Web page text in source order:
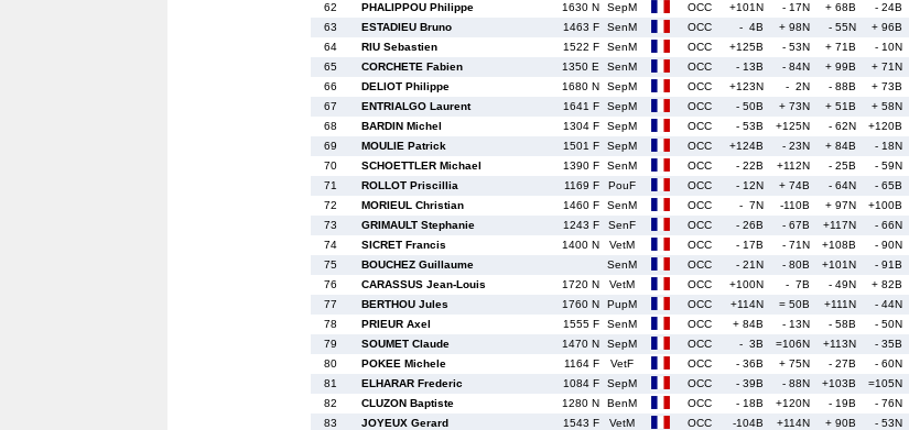
62
PHALIPPOU Philippe 1630 N SepM OCC +101N - 17N + 68B - 24B
63
ESTADIEU Bruno 1463 F SenM OCC - 4B + 98N - 55N + 96B
64
RIU Sebastien 1522 F SenM OCC +125B - 53N + 71B - 10N
65
CORCHETE Fabien 1350 E SenM OCC - 13B - 84N + 99B + 71N
66
DELIOT Philippe 1680 N SepM OCC +123N - 2N - 88B + 73B
67
ENTRIALGO Laurent 1641 F SepM OCC - 50B + 73N + 51B + 58N
68
BARDIN Michel 1304 F SepM OCC - 53B +125N - 62N +120B
69
MOULIE Patrick 1501 F SepM OCC +124B - 23N + 84B - 18N
70
SCHOETTLER Michael 1390 F SenM OCC - 22B +112N - 25B - 59N
71
ROLLOT Priscillia 1169 F PouF OCC - 12N + 74B - 64N - 65B
72
MORIEUL Christian 1460 F SenM OCC - 7N -110B + 97N +100B
73
GRIMAULT Stephanie 1243 F SenF OCC - 26B - 67B +117N - 66N
74
SICRET Francis 1400 N VetM OCC - 17B - 71N +108B - 90N
75
BOUCHEZ Guillaume SenM OCC - 21N - 80B +101N - 91B
76
CARASSUS Jean-Louis 1720 N VetM OCC +100N - 7B - 49N + 82B
77
BERTHOU Jules 1760 N PupM OCC +114N = 50B +111N - 44N
78
PRIEUR Axel 1555 F SenM OCC + 84B - 13N - 58B - 50N
79
SOUMET Claude 1470 N SepM OCC - 3B =106N +113N - 35B
80
POKEE Michele 1164 F VetF OCC - 36B + 75N - 27B - 60N
81
ELHARAR Frederic 1084 F SepM OCC - 39B - 88N +103B =105N
82
CLUZON Baptiste 1280 N BenM OCC - 18B +120N - 19B - 76N
83
JOYEUX Gerard 1543 F VetM OCC -104B +114N + 90B - 53N